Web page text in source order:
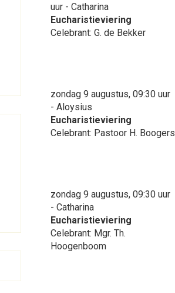
uur - Catharina
Eucharistieviering
Celebrant: G. de Bekker
zondag 9 augustus, 09:30 uur
- Aloysius
Eucharistieviering
Celebrant: Pastoor H. Boogers
zondag 9 augustus, 09:30 uur
- Catharina
Eucharistieviering
Celebrant: Mgr. Th.
Hoogenboom